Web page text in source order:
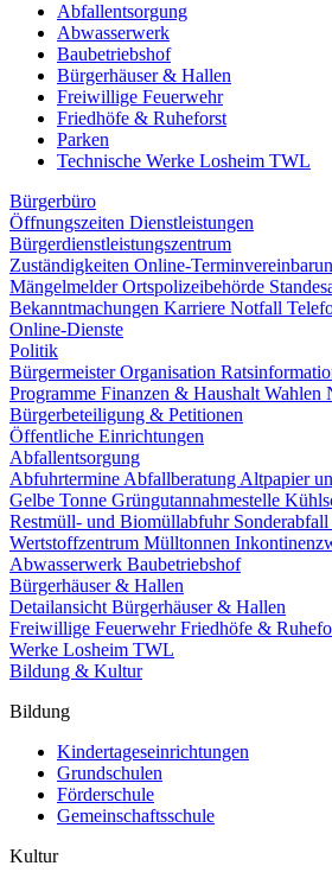
Abfallentsorgung
Abwasserwerk
Baubetriebshof
Bürgerhäuser & Hallen
Freiwillige Feuerwehr
Friedhöfe & Ruheforst
Parken
Technische Werke Losheim TWL
Bürgerbüro
Öffnungszeiten Dienstleistungen
Bürgerdienstleistungszentrum
Zuständigkeiten Online-
MängelmelderOrtspolizeibehörde
Bekanntmachungen Karriere Notfall
Online-Dienste
Politik
BürgermeisterOrganisation
Programme Finanzen & Haushalt Wahlen
Bürgerbeteiligung & Petitionen
Öffentliche Einrichtungen
Abfallentsorgung
Abfuhrtermine Abfallberatung Altpapier
Gelbe Tonne Grüngutannahmestelle
Restmüll- und Biomüllabfuhr
Wertstoffzentrum Mülltonnen
Abwasserwerk Baubetriebshof
Bürgerhäuser & Hallen
Detailansicht Bürgerhäuser & Hallen
Freiwillige FeuerwehrFriedhöfe &
Werke Losheim TWL
Bildung & Kultur
Bildung
Kindertageseinrichtungen
Grundschulen
Förderschule
Gemeinschaftsschule
Kultur